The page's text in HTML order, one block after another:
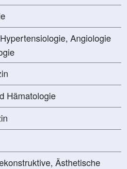
Angiologie
Hämatologie
Ästhetische